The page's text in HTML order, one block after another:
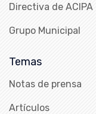
Directiva de ACIPA
Grupo Municipal
Temas
Notas de prensa
Artículos